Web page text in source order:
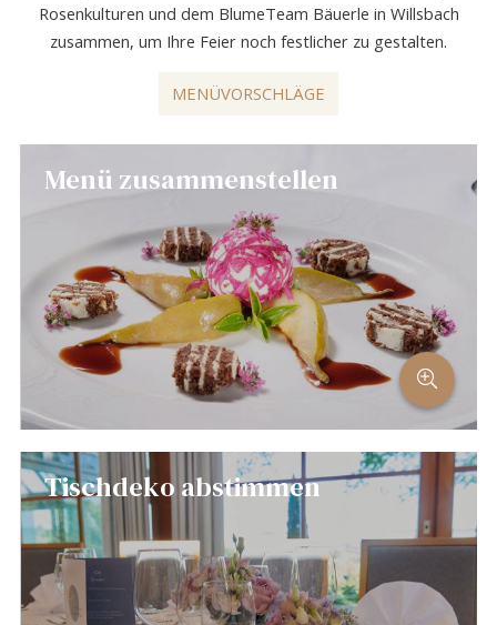
Rosenkulturen und dem BlumeTeam Bäuerle in Willsbach
zusammen, um Ihre Feier noch festlicher zu gestalten.
MENÜVORSCHLÄGE
Menü zusammenstellen
Tischdeko abstimmen